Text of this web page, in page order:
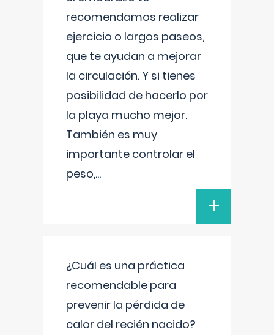
recomendamos realizar
ejercicio o largos paseos,
que te ayudan a mejorar
la circulación. Y si tienes
posibilidad de hacerlo por
la playa mucho mejor.
También es muy
importante controlar el
peso,...
+
¿Cuál es una práctica
recomendable para
prevenir la pérdida de
calor del recién nacido?